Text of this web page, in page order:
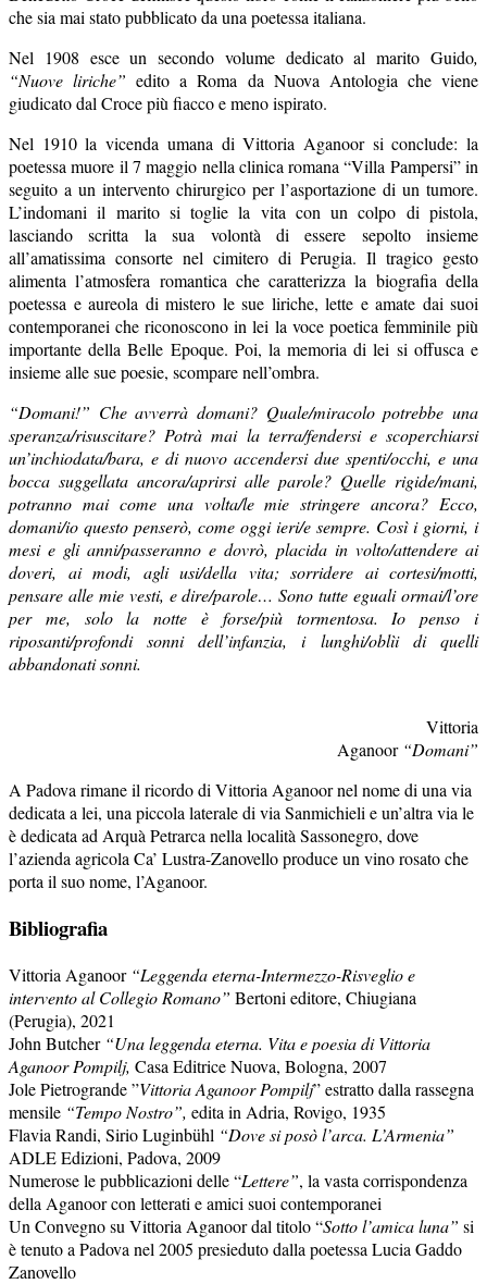
che sia mai stato pubblicato da una poetessa italiana.
Nel 1908 esce un secondo volume dedicato al marito Guido,
“Nuove liriche” edito a Roma da Nuova Antologia che viene
giudicato dal Croce più fiacco e meno ispirato.
Nel 1910 la vicenda umana di Vittoria Aganoor si conclude: la
poetessa muore il 7 maggio nella clinica romana “Villa Pampersi” in
seguito a un intervento chirurgico per l’asportazione di un tumore.
L’indomani il marito si toglie la vita con un colpo di pistola,
lasciando scritta la sua volontà di essere sepolto insieme
all’amatissima consorte nel cimitero di Perugia. Il tragico gesto
alimenta l’atmosfera romantica che caratterizza la biografia della
poetessa e aureola di mistero le sue liriche, lette e amate dai suoi
contemporanei che riconoscono in lei la voce poetica femminile più
importante della Belle Epoque. Poi, la memoria di lei si offusca e
insieme alle sue poesie, scompare nell’ombra.
“Domani!” Che avverrà domani? Quale/miracolo potrebbe una
speranza/risuscitare? Potrà mai la terra/fendersi e scoperchiarsi
un’inchiodata/bara, e di nuovo accendersi due spenti/occhi, e una
bocca suggellata ancora/aprirsi alle parole? Quelle rigide/mani,
potranno mai come una volta/le mie stringere ancora? Ecco,
domani/io questo penserò, come oggi ieri/e sempre. Così i giorni, i
mesi e gli anni/passeranno e dovrò, placida in volto/attendere ai
doveri, ai modi, agli usi/della vita; sorridere ai cortesi/motti,
pensare alle mie vesti, e dire/parole… Sono tutte eguali ormai/l’ore
per me, solo la notte è forse/più tormentosa. Io penso i
riposanti/profondi sonni dell’infanzia, i lunghi/oblìi di quelli
abbandonati sonni.
Vittoria
Aganoor“Domani”
A Padova rimane il ricordo di Vittoria Aganoor nel nome di una via
dedicata a lei, una piccola laterale di via Sanmichieli e un’altra via le
è dedicata ad Arquà Petrarca nella località Sassonegro, dove
l’azienda agricola Ca’ Lustra-Zanovello produce un vino rosato che
porta il suo nome, l’Aganoor.
Bibliografia
Vittoria Aganoor “Leggenda eterna-Intermezzo-Risveglio e
intervento al Collegio Romano” Bertoni editore, Chiugiana
(Perugia), 2021
John Butcher “Una leggenda eterna. Vita e poesia di Vittoria
Aganoor Pompilj, Casa Editrice Nuova, Bologna, 2007
Jole Pietrogrande ”Vittoria Aganoor Pompilj” estratto dalla rassegna
mensile “Tempo Nostro”, edita in Adria, Rovigo, 1935
Flavia Randi, Sirio Luginbühl “Dove si posò l’arca. L’Armenia”
ADLE Edizioni, Padova, 2009
Numerose le pubblicazioni delle “Lettere”, la vasta corrispondenza
della Aganoor con letterati e amici suoi contemporanei
Un Convegno su Vittoria Aganoor dal titolo “Sotto l’amica luna” si
è tenuto a Padova nel 2005 presieduto dalla poetessa Lucia Gaddo
Zanovello